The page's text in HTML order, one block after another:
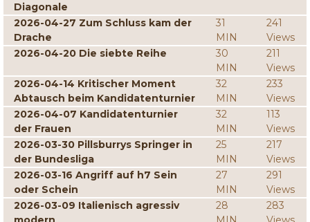
Diagonale
2026-04-27 Zum Schluss kam der
Drache
31
MIN
241
Views
2026-04-20 Die siebte Reihe
30
MIN
211
Views
2026-04-14 Kritischer Moment
Abtausch beim Kandidatenturnier
32
MIN
233
Views
2026-04-07 Kandidatenturnier
der Frauen
32
MIN
113
Views
2026-03-30 Pillsburrys Springer in
der Bundesliga
25
MIN
217
Views
2026-03-16 Angriff auf h7 Sein
oder Schein
27
MIN
291
Views
2026-03-09 Italienisch agressiv
28
283